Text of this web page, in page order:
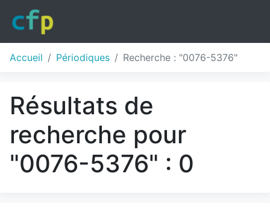
Accueil Périodiques Recherche : "0076-5376"
Résultats de
recherche pour
"0076-5376" : 0